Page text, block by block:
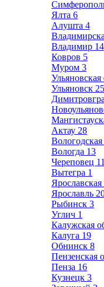
Ялта 6
Алушта 4
Владимир 14
Ковров 5
Муром 3
Ульяновская
Ульяновск 25
Актау 28
Вологодская
Вологда 13
Череповец 11
Вытегра 1
Ярославская
Ярославль
Рыбинск 3
Углич 1
Калужская
Калуга 19
Обнинск 8
Пензенская
Пенза 16
Кузнецк 3